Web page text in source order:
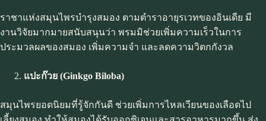
ราชาแห่งสมุนไพรบำรุงสมอง ตามตำราอายุรเวทของอินเดีย มี
งานวิจัยมากมายสนับสนุนว่า พรมมิช่วยเพิ่มความเร็วในการ
ประมวลผลของสมอง เพิ่มความจำ และลดความวิตกกังวล
แปะก๊วย (Ginkgo Biloba)
สมุนไพรยอดนิยมที่รู้จักกันดี ช่วยเพิ่มการไหลเวียนของเลือดไป